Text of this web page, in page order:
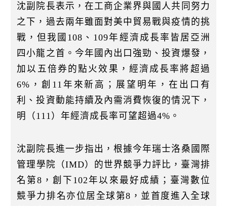
沈副院長表示，在工商企業界與國人共同努力
之下，過去兩年雖面對美中貿易戰與疫情的挑
戰，但我國108、109年經濟成長率皆居亞洲
四小龍之首。今年國內出口強勁、投資爆發，
加以五倍券的點火效果，經濟成長率將超過
6%，創11年來新高；展望明年，在出口有
利、投資動能持續及內需消費恢復的情況下，
明（111）年經濟成長率可望超過4%。
沈副院長進一步指出，根據今年瑞士洛桑國際
管理學院（IMD）的世界競爭力評比，臺灣排
名第8，創下102年以來最好成績；臺灣數位
競爭力排名亦位居全球第8，並首度進入全球